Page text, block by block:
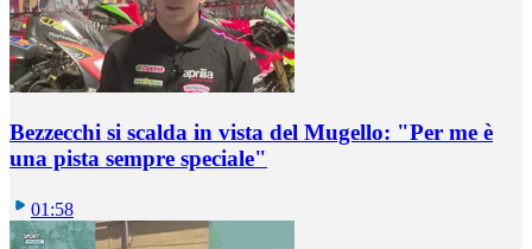
Bezzecchi si scalda in vista del Mugello: "Per me è
una pista sempre speciale"
01:58